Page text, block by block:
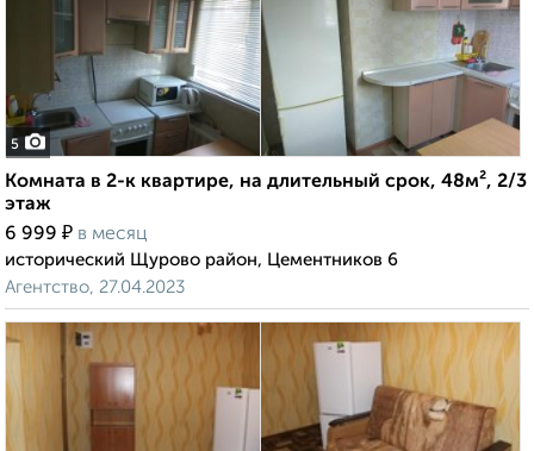
5
Комната в 2-к квартире, на длительный срок, 48м², 2/3
этаж
6 999 ₽ в месяц
исторический Щурово район, Цементников 6
Агентство, 27.04.2023